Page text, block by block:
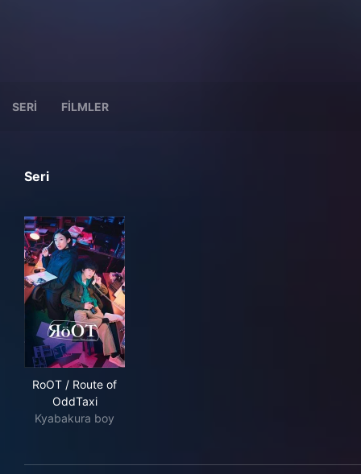
SERI FILMLER
Seri
RoOT / Route of
OddTaxi
Kyabakura boy